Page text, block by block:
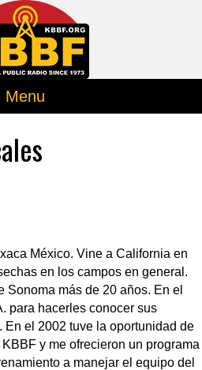
Menu
México. Vine a California en
en los campos en general.
Sonoma más de 20 años. En el
para hacerles conocer sus
En el 2002 tuve la oportunidad de
y me ofrecieron un programa
a manejar el equipo del